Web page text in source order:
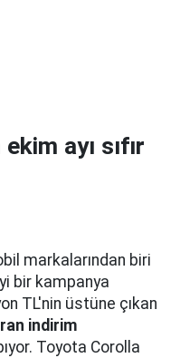
ayı sıfır
markalarından biri
bir kampanya
TL'nin üstüne çıkan
indirim
Toyota Corolla